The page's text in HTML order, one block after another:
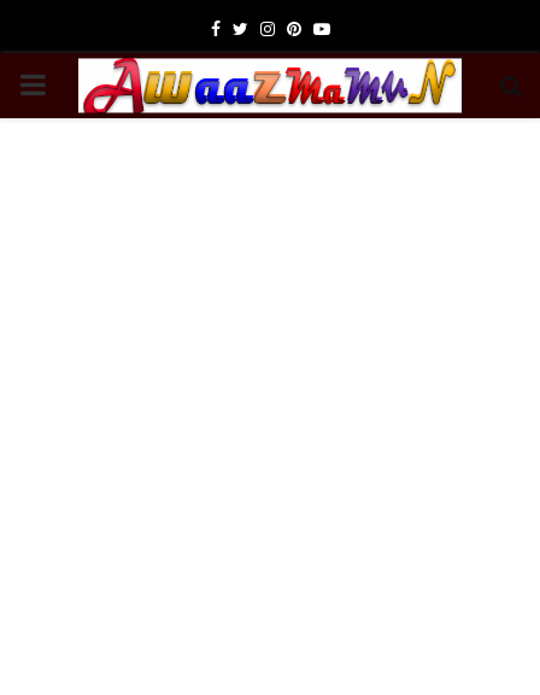
Facebook
TwitterInstagram
Pinterest
Youtube
PRIMARY